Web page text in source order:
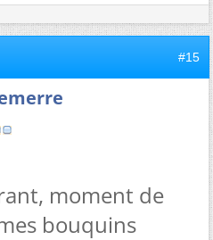
#15
moment de
bouquins